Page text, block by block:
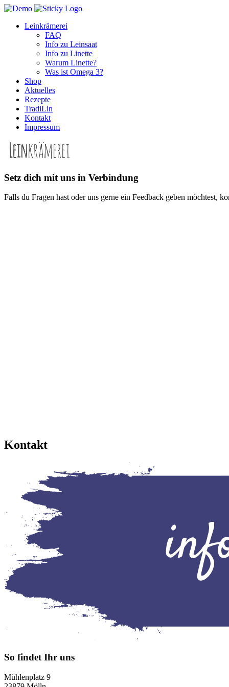
Leinkrämerei
FAQ
Info zu Leinsaat
Info zu Linette
Warum Linette?
Was ist Omega 3?
Shop
Aktuelles
Rezepte
TradiLin
Kontakt
Impressum
Setz dich mit uns in Verbindung
Falls du Fragen hast oder uns gerne ein Feedback geben möchtest,
Kontakt
So findet Ihr uns
Mühlenplatz 9